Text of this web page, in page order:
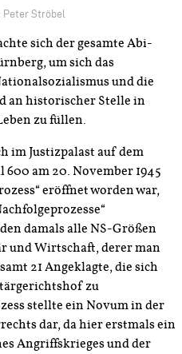
Peter Ströbel
sich der gesamte Abi-
um sich das
und die
an historischer Stelle in
zu füllen.
im Justizpalast auf dem
600 am 20. November 1945
eröffnet worden war,
damals alle NS-Größen
und Wirtschaft, derer man
21 Angeklagte, die sich
zu
stellte ein Novum in der
dar, da hier erstmals ein
Angriffskrieges und der